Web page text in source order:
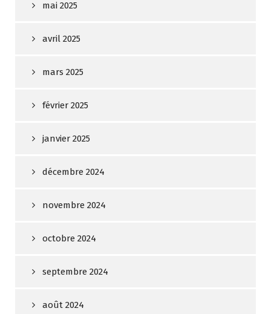
mai 2025
avril 2025
mars 2025
février 2025
janvier 2025
décembre 2024
novembre 2024
octobre 2024
septembre 2024
août 2024